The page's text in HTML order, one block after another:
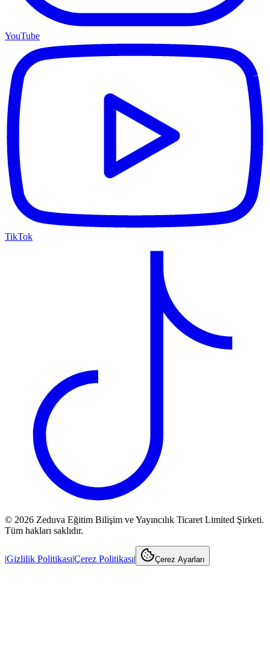
YouTube
TikTok
© 2026 Zeduva Eğitim Bilişim ve Yayıncılık Ticaret Limited Şirketi.
Tüm hakları saklıdır.
|Gizlilik Politikası|Çerez Politikası| Çerez Ayarları